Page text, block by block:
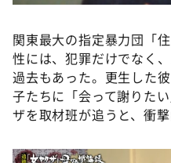
ＬＩＦＥ～夢のカタチ～
新婚さんいらっしゃい！
ポツンと一軒家
ザキ山小屋本館
ぺこぱのまるスポ
関東最大の指定暴力団「
性には、犯罪だけでなく
過去もあった。更生した
子たちに「会って謝りた
ザを取材班が追うと、衝